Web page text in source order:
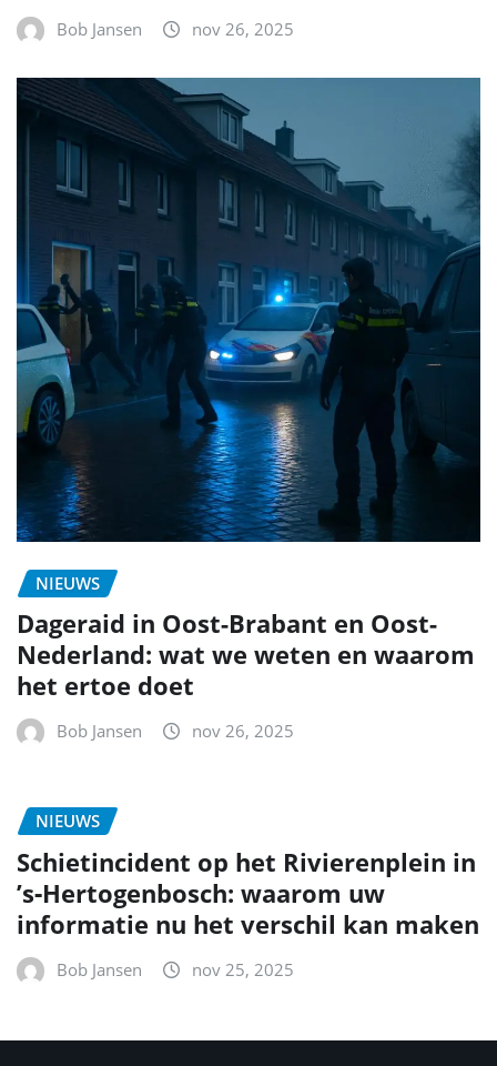
Bob Jansen nov 26, 2025
NIEUWS
Dageraid in Oost-Brabant en Oost-
Nederland: wat we weten en waarom
het ertoe doet
Bob Jansen nov 26, 2025
NIEUWS
Schietincident op het Rivierenplein in
’s‑Hertogenbosch: waarom uw
informatie nu het verschil kan maken
Bob Jansen nov 25, 2025